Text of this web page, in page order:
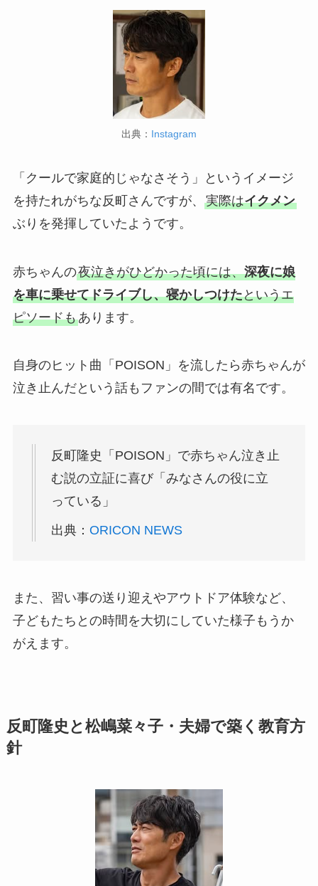
出典： Instagram
「クールで家庭的じゃなさそう」というイメージ
を持たれがちな反町さんですが、 実際はイクメン
ぶりを発揮していたようです。
赤ちゃんの夜泣きがひどかった頃には、深夜に娘
を車に乗せてドライブし、寝かしつけたというエ
ピソードもあります。
自身のヒット曲「POISON」を流したら赤ちゃんが
泣き止んだという話もファンの間では有名です。
反町隆史「POISON」で赤ちゃん泣き止
む説の立証に喜び「みなさんの役に立
っている」
出典： ORICON NEWS
また、習い事の送り迎えやアウトドア体験など、
子どもたちとの時間を大切にしていた様子もうか
がえます。
反町隆史と松嶋菜々子・夫婦で築く教育方
針